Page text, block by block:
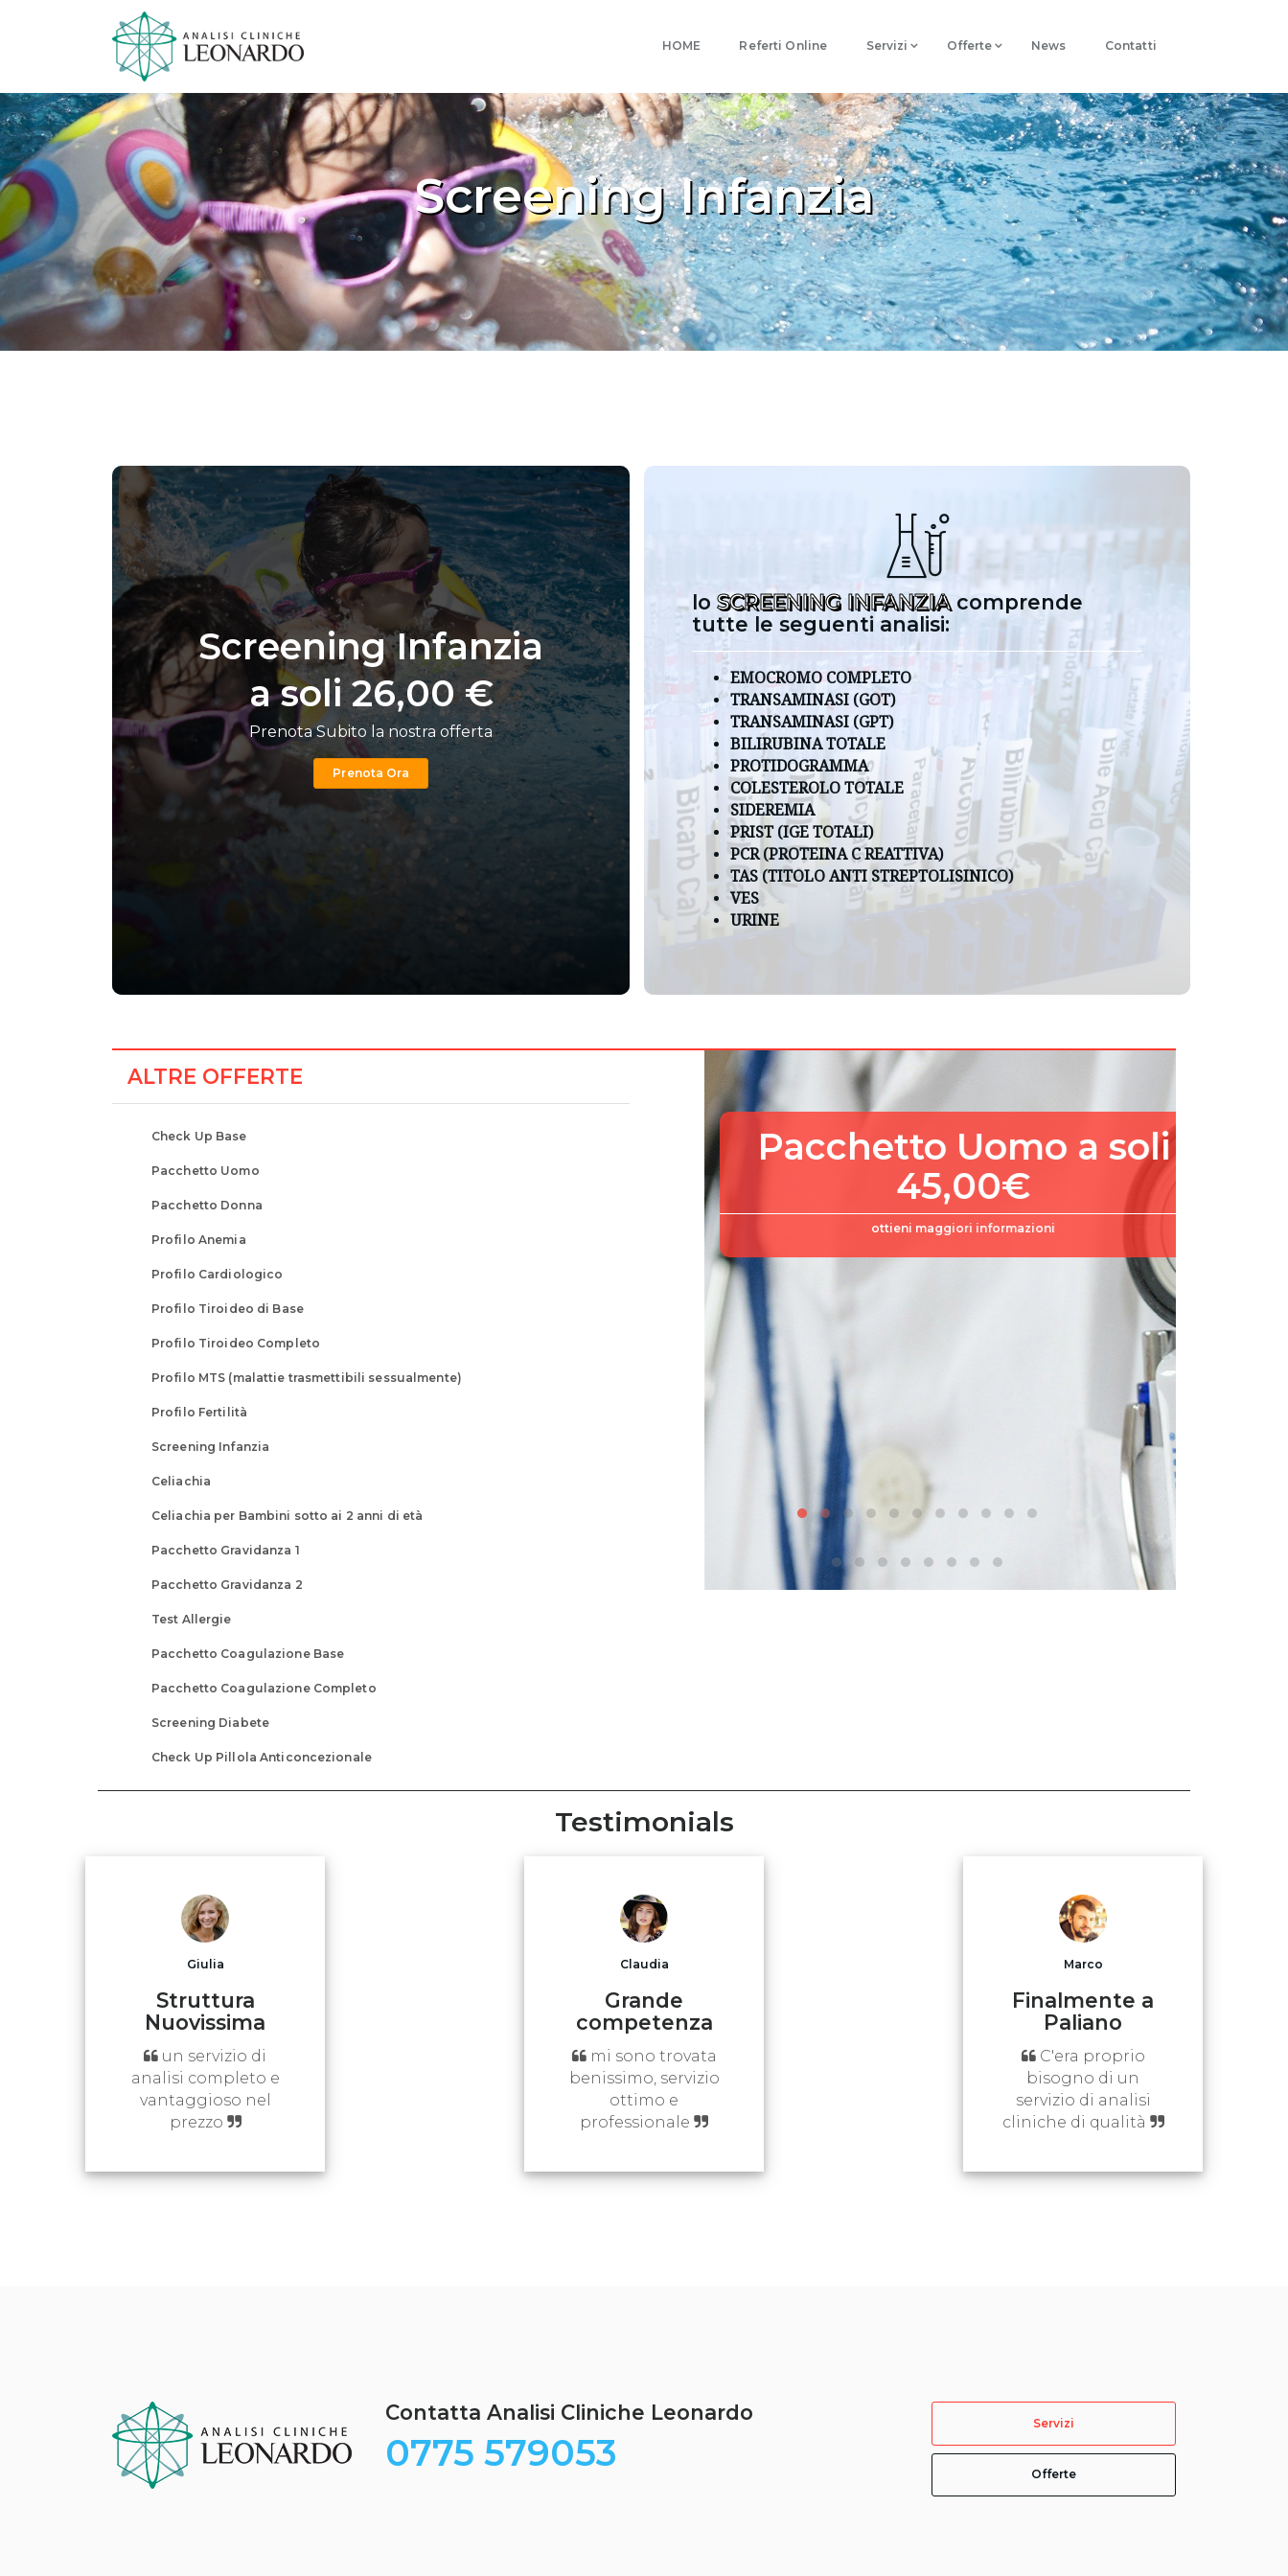
HOME Referti Online Servizi Offerte News Contatti
Screening Infanzia
Screening Infanzia
a soli 26,00 €
Prenota Subito la nostra offerta
Prenota Ora
lo SCREENING INFANZIAcomprende
tutte le seguenti analisi:
EMOCROMO COMPLETO
TRANSAMINASI (GOT)
TRANSAMINASI (GPT)
BILIRUBINA TOTALE
PROTIDOGRAMMA
COLESTEROLO TOTALE
SIDEREMIA
PRIST (IGE TOTALI)
PCR (PROTEINA C REATTIVA)
TAS (TITOLO ANTI STREPTOLISINICO)
VES
URINE
ALTRE OFFERTE
Check Up Base
Pacchetto Uomo
Pacchetto Donna
Profilo Anemia
Profilo Cardiologico
Profilo Tiroideo di Base
Profilo Tiroideo Completo
Profilo MTS (malattie trasmettibili sessualmente)
Profilo Fertilità
Screening Infanzia
Celiachia
Celiachia per Bambini sotto ai 2 anni di età
Pacchetto Gravidanza 1
Pacchetto Gravidanza 2
Test Allergie
Pacchetto Coagulazione Base
Pacchetto Coagulazione Completo
Screening Diabete
Check Up Pillola Anticoncezionale
Check Up Base a soli
22,00€
Pacchetto Uomo a soli
45,00€
ottieni maggiori informazioni
Testimonials
Giulia
Struttura
Nuovissima
un servizio di
analisi completo e
vantaggioso nel
prezzo
Claudia
Grande
competenza
mi sono trovata
benissimo, servizio
ottimo e
professionale
Marco
Finalmente a
Paliano
C'era proprio
bisogno di un
servizio di analisi
cliniche di qualità
Contatta Analisi Cliniche Leonardo
0775 579053
Servizi
Offerte